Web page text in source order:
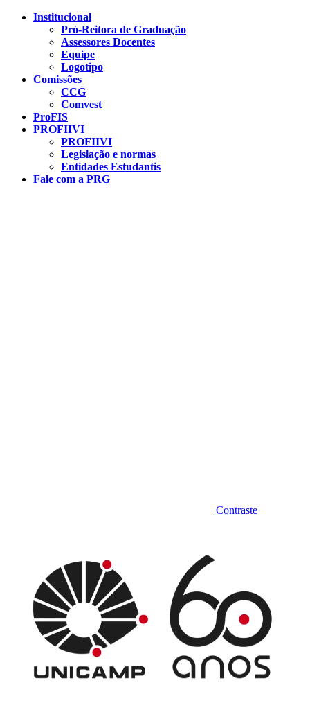
Conteúdo principal
Institucional
Pró-Reitora de Graduação
Assessores Docentes
Equipe
Logotipo
Comissões
CCG
Comvest
ProFIS
PROFIIVI
PROFIIVI
Legislação e normas
Entidades Estudantis
Fale com a PRG
Contraste